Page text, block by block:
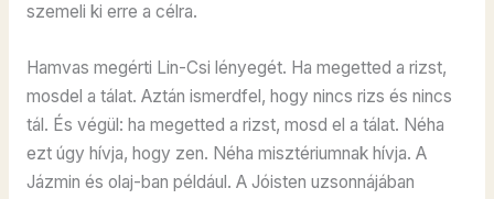
szemeli ki erre a célra.
Hamvas megérti Lin-Csi lényegét. Ha megetted a rizst,
mosdel a tálat. Aztán ismerdfel, hogy nincs rizs és nincs
tál. És végül: ha megetted a rizst, mosd el a tálat. Néha
ezt úgy hívja, hogy zen. Néha misztériumnak hívja. A
Jázmin és olaj-ban például. A Jóisten uzsonnájában